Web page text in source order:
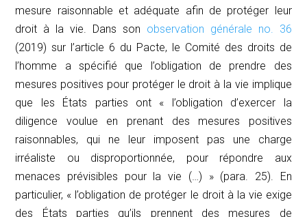
mesure raisonnable et adéquate afin de protéger leur
droit à la vie. Dans son observation générale no. 36
(2019) sur l’article 6 du Pacte, le Comité des droits de
l’homme a spécifié que l’obligation de prendre des
mesures positives pour protéger le droit à la vie implique
que les États parties ont « l’obligation d’exercer la
diligence voulue en prenant des mesures positives
raisonnables, qui ne leur imposent pas une charge
irréaliste ou disproportionnée, pour répondre aux
menaces prévisibles pour la vie (…) » (para. 25). En
particulier, « l’obligation de protéger le droit à la vie exige
des États parties qu’ils prennent des mesures de